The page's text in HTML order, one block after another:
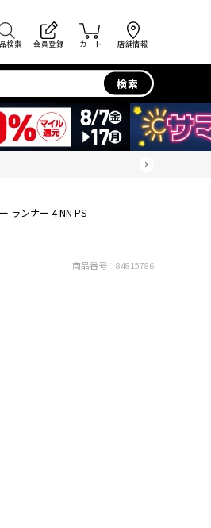
検索 会員登録 カート 店舗情報
検索
ランナー 4 NN PS
商品番号： 84815786